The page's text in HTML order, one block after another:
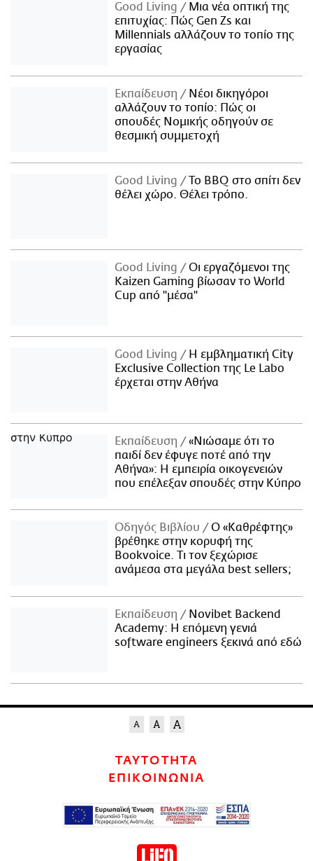
Good Living
Μια νέα οπτική της
επιτυχίας: Πώς Gen Zs και
Millennials αλλάζουν το τοπίο της
εργασίας
Εκπαίδευση
Νέοι δικηγόροι
αλλάζουν το τοπίο: Πώς οι
σπουδές Νομικής οδηγούν σε
θεσμική συμμετοχή
Good Living
Το BBQ στο σπίτι δεν
θέλει χώρο. Θέλει τρόπο.
Good Living
Οι εργαζόμενοι της
Kaizen Gaming βίωσαν το World
Cup από "μέσα"
Good Living
Η εμβληματική City
Exclusive Collection της Le Labo
έρχεται στην Αθήνα
Εκπαίδευση
«Νιώσαμε ότι το
παιδί δεν έφυγε ποτέ από την
Αθήνα»: Η εμπειρία οικογενειών
που επέλεξαν σπουδές στην Κύπρο
Οδηγός Βιβλίου
Ο «Καθρέφτης»
βρέθηκε στην κορυφή της
Bookvoice. Τι τον ξεχώρισε
ανάμεσα στα μεγάλα best sellers;
Εκπαίδευση
Novibet Backend
Academy: Η επόμενη γενιά
software engineers ξεκινά από εδώ
ΤΑΥΤΟΤΗΤΑ
ΕΠΙΚΟΙΝΩΝΙΑ